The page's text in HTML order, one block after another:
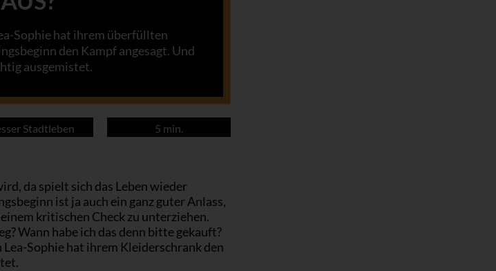
Sophie hat ihrem überfüllten
den Kampf angesagt. Und
ausgemistet.
Stadtleben 5 min.
da spielt sich das Leben wieder
ist ja auch ein ganz guter Anlass,
kritischen Check zu unterziehen.
Wann habe ich das denn bitte gekauft?
Sophie hat ihrem Kleiderschrank den